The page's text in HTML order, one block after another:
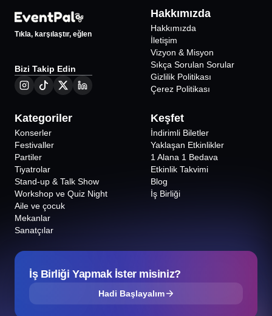
Tıkla, karşılaştır, eğlen
Bizi Takip Edin
Hakkımızda
Hakkımızda
İletişim
Vizyon & Misyon
Sıkça Sorulan Sorular
Gizlilik Politikası
Çerez Politikası
Kategoriler
Konserler
Festivaller
Partiler
Tiyatrolar
Stand-up & Talk Show
Workshop ve Quiz Night
Aile ve çocuk
Mekanlar
Sanatçılar
Keşfet
İndirimli Biletler
Yaklaşan Etkinlikler
1 Alana 1 Bedava
Etkinlik Takvimi
Blog
İş Birliği
İş Birliği Yapmak İster misiniz?
Hadi Başlayalım